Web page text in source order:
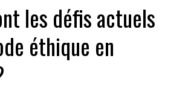
les défis actuels
éthique en